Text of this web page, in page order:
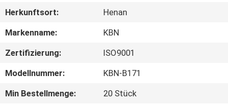
UNS
AUSFLUG
QUALITÄTSKONTROLLE
Herkunftsort:
Henan
Markenname:
KBN
Zertifizierung:
ISO9001
Modellnummer:
KBN-B171
Min Bestellmenge:
20 Stück